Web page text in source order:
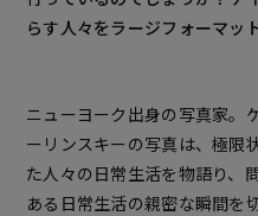
らす人々をラージフォーマッ
ニューヨーク出身の写真家。
ーリンスキーの写真は、極限
た人々の日常生活を物語り、
ある日常生活の親密な瞬間を